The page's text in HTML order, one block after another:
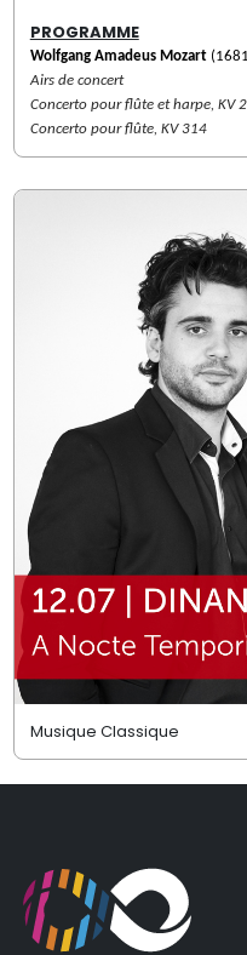
PROGRAMME
Wolfgang Amadeus Mozart
Airs de concert
Concerto pour flûte et harpe, KV
Concerto pour flûte, KV 314
Musique Classique